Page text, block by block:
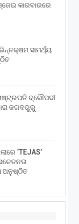
କାରବାରରେ
ସାମର୍ଥ୍ୟ
ଦ୍ରୌପଦୀ
ଜଗଦଗୁରୁ
‘TEJAS’
ଅନୁଷ୍ଠିତ